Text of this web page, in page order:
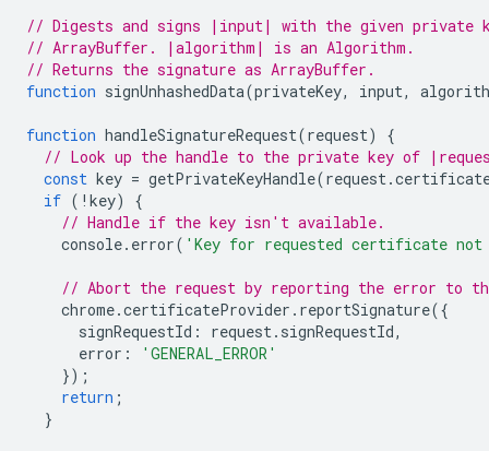
// Digests and signs |input| with the given
// ArrayBuffer. |algorithm| is an Algorithm.
// Returns the signature as ArrayBuffer.
function signUnhashedData(privateKey, input,
function handleSignatureRequest(request)
{
// Look up the handle to the private key of
const key = getPrivateKeyHandle(request.
if ( ! key)
{
// Handle if the key isn't available.
console. error( 'Key for requested certificate
// Abort the request by reporting the error to
chrome.certificateProvider . reportSignature({
signRequestId : request. signRequestId,
error :
'GENERAL_ERROR'
});
return ;
}